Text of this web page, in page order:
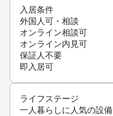
入居条件
外国人可・相談
オンライン相談可
オンライン内見可
保証人不要
即入居可
ライフステージ
一人暮らしに人気の設備